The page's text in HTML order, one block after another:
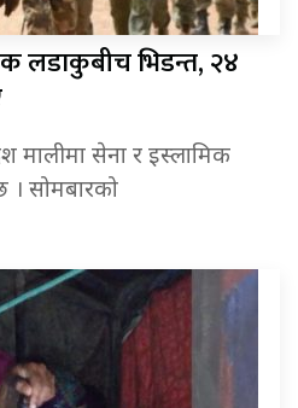
लडाकुबीच भिडन्त, २४
मालीमा सेना र इस्लामिक
सोमबारको